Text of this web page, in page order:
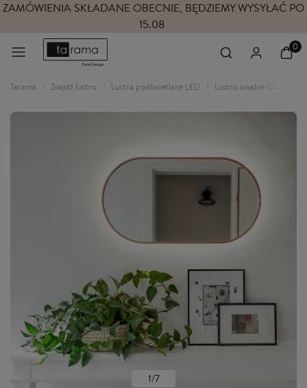
ZAMÓWIENIA SKŁADANE OBECNIE, BĘDZIEMY WYSYŁAĆ PO
15.08
Tarama Znajdź lustro Lustra podświetlane LED Lustro owalne CASSINI
1/7